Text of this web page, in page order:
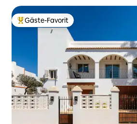
Beliebter Gäste-Favorit.
Gäste-Favorit